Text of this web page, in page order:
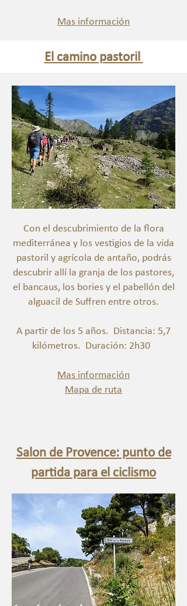
Mas información
El camino pastoril
Con el descubrimiento de la flora
mediterránea y los vestigios de la vida
pastoril y agrícola de antaño, podrás
descubrir allí la granja de los pastores,
el bancaus, los bories y el pabellón del
alguacil de Suffren entre otros.
A partir de los 5 años. Distancia: 5,7
kilómetros. Duración: 2h30
Mas información
Mapa de ruta
Salon de Provence: punto de
partida para el ciclismo